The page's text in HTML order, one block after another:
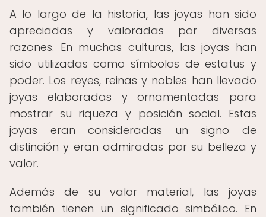
A lo largo de la historia, las joyas han sido
apreciadas y valoradas por diversas
razones. En muchas culturas, las joyas han
sido utilizadas como símbolos de estatus y
poder. Los reyes, reinas y nobles han llevado
joyas elaboradas y ornamentadas para
mostrar su riqueza y posición social. Estas
joyas eran consideradas un signo de
distinción y eran admiradas por su belleza y
valor.
Además de su valor material, las joyas
también tienen un significado simbólico. En